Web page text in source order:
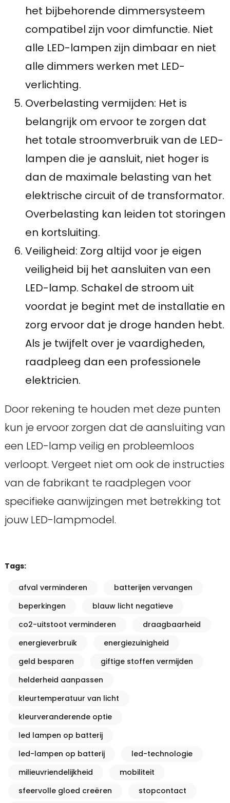
het bijbehorende dimmersysteem
compatibel zijn voor dimfunctie. Niet
alle LED-lampen zijn dimbaar en niet
alle dimmers werken met LED-
verlichting.
Overbelasting vermijden: Het is
belangrijk om ervoor te zorgen dat
het totale stroomverbruik van de LED-
lampen die je aansluit, niet hoger is
dan de maximale belasting van het
elektrische circuit of de transformator.
Overbelasting kan leiden tot storingen
en kortsluiting.
Veiligheid: Zorg altijd voor je eigen
veiligheid bij het aansluiten van een
LED-lamp. Schakel de stroom uit
voordat je begint met de installatie en
zorg ervoor dat je droge handen hebt.
Als je twijfelt over je vaardigheden,
raadpleeg dan een professionele
elektricien.
Door rekening te houden met deze punten
kun je ervoor zorgen dat de aansluiting van
een LED-lamp veilig en probleemloos
verloopt. Vergeet niet om ook de instructies
van de fabrikant te raadplegen voor
specifieke aanwijzingen met betrekking tot
jouw LED-lampmodel.
Tags:
afval verminderen
batterijen vervangen
beperkingen
blauw licht negatieve
co2-uitstoot verminderen
draagbaarheid
energieverbruik
energiezuinigheid
geld besparen
giftige stoffen vermijden
helderheid aanpassen
kleurtemperatuur van licht
kleurveranderende optie
led lampen op batterij
led-lampen op batterij
led-technologie
milieuvriendelijkheid
mobiliteit
sfeervolle gloed creëren
stopcontact